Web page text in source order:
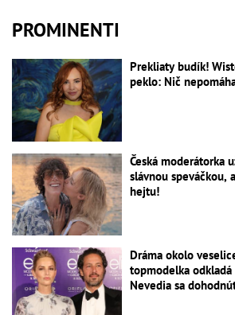
PROMINENTI
Prekliaty budík!
peklo: Nič
Česká moderátorka
slávnou speváčkou,
hejtu!
Dráma okolo
topmodelka
Nevedia sa